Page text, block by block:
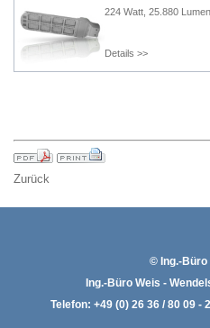
224 Watt, 25.880
Details >>
Zurück
© Ing.-Büro
Ing.-Büro Weis -
Telefon: +49 (0) 26 36 / 80 09 -